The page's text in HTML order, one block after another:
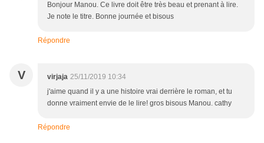
Bonjour Manou. Ce livre doit être très beau et prenant à lire.
Je note le titre. Bonne journée et bisous
Répondre
V virjaja 25/11/2019 10:34
j'aime quand il y a une histoire vrai derrière le roman, et tu
donne vraiment envie de le lire! gros bisous Manou. cathy
Répondre